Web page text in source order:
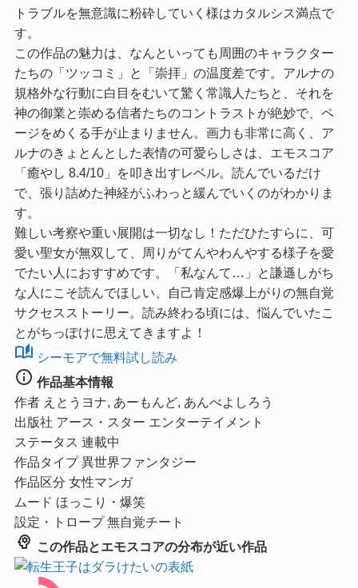
トラブルを無意識に粉砕していく様はカタルシス満点で
す。
この作品の魅力は、なんといっても周囲のキャラクター
たちの「ツッコミ」と「崇拝」の温度差です。アルナの
規格外な行動に白目をむいて驚く常識人たちと、それを
神の御業と崇める信者たちのコントラストが絶妙で、ペ
ージをめくる手が止まりません。画力も非常に高く、ア
ルナのきょとんとした表情の可愛らしさは、
エモスコア
「癒やし 8.4/10」
を叩き出すレベル。読んでいるだけ
で、張り詰めた神経がふわっと緩んでいくのがわかりま
す。
難しい考察や重い展開は一切なし！ただひたすらに、可
愛い聖女が無双して、周りがてんやわんやする様子を愛
でたい人におすすめです。「私なんて…」と謙遜しがち
な人にこそ読んでほしい、自己肯定感爆上がりの無自覚
サクセスストーリー。読み終わる頃には、悩んでいたこ
とがちっぽけに思えてきますよ！
auto_stories シーモアで無料試し読み
info 作品基本情報
作者 えとうヨナ, あーもんど, あんべよしろう
出版社 アース・スター エンターテイメント
ステータス 連載中
作品タイプ 異世界ファンタジー
作品区分 女性マンガ
ムード ほっこり・爆笑
設定・トロープ 無自覚チート
psychology この作品とエモスコアの分布が近い作品